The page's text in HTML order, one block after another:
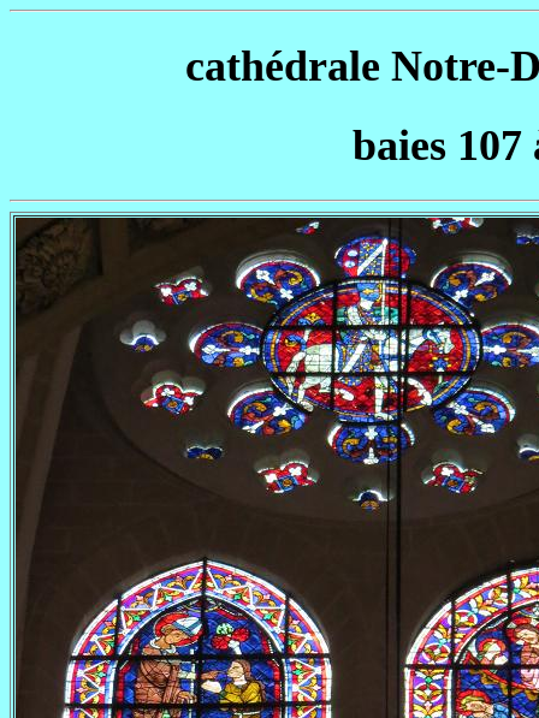
cathédrale Notre-
baies 107